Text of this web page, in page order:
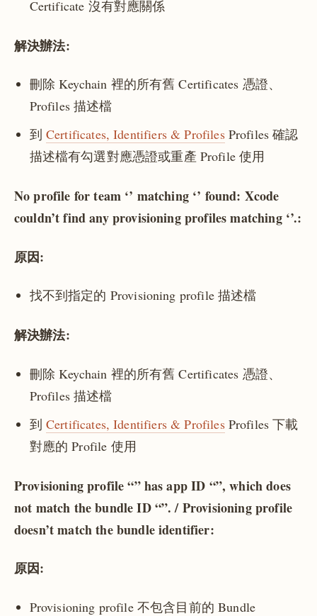
Certificate 沒有對應關係
解決辦法:
刪除 Keychain 裡的所有舊 Certificates 憑證、
Profiles 描述檔
到 Certificates, Identifiers & ProfilesProfiles 確認
描述檔有勾選對應憑證或重產 Profile 使用
No profile for team ‘’ matching ‘’ found: Xcode
couldn’t find any provisioning profiles matching ‘’.:
原因:
找不到指定的 Provisioning profile 描述檔
解決辦法:
刪除 Keychain 裡的所有舊 Certificates 憑證、
Profiles 描述檔
到 Certificates, Identifiers & ProfilesProfiles 下載
對應的 Profile 使用
Provisioning profile “” has app ID “”, which does
not match the bundle ID “”. / Provisioning profile
doesn’t match the bundle identifier:
原因:
Provisioning profile 不包含目前的 Bundle